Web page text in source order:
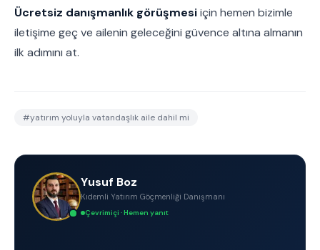
Ücretsiz danışmanlık görüşmesiiçin hemen bizimle
iletişime geç ve ailenin geleceğini güvence altına almanın
ilk adımını at.
#yatırım yoluyla vatandaşlık aile dahil mi
Yusuf Boz
Kıdemli Yatırım Göçmenliği Danışmanı
Çevrimiçi · Hemen yanıt